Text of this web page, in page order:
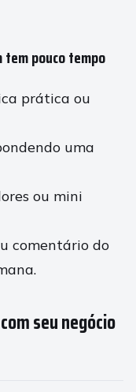
pouco tempo
prática ou
uma
ou mini
comentário do
seu negócio